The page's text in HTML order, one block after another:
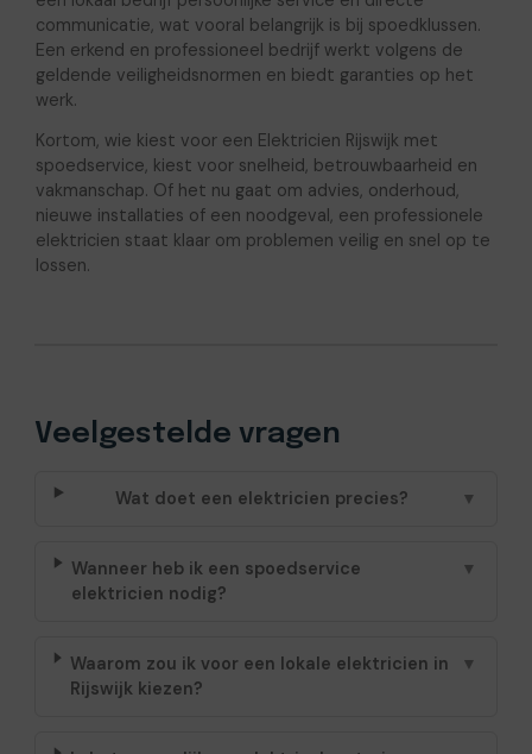
communicatie, wat vooral belangrijk is bij spoedklussen.
Een erkend en professioneel bedrijf werkt volgens de
geldende veiligheidsnormen en biedt garanties op het
werk.
Kortom, wie kiest voor een Elektricien Rijswijk met
spoedservice, kiest voor snelheid, betrouwbaarheid en
vakmanschap. Of het nu gaat om advies, onderhoud,
nieuwe installaties of een noodgeval, een professionele
elektricien staat klaar om problemen veilig en snel op te
lossen.
Veelgestelde vragen
Wat doet een elektricien precies? ▼
Wanneer heb ik een spoedservice
elektricien nodig?
▼
Waarom zou ik voor een lokale elektricien in
Rijswijk kiezen?
▼